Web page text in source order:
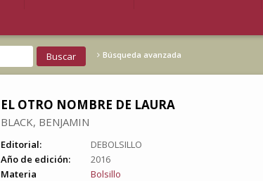
Búsqueda avanzada
EL OTRO NOMBRE DE LAURA
BLACK, BENJAMIN
Editorial:
DEBOLSILLO
Año de edición:
2016
Materia
Bolsillo